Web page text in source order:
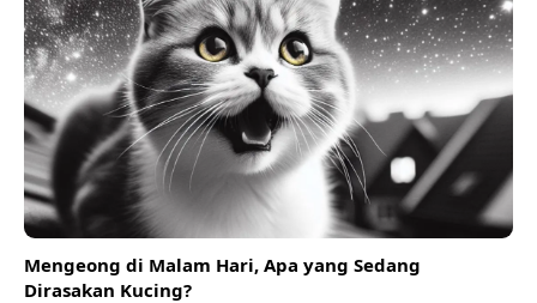
Mengeong di Malam Hari, Apa yang Sedang
Dirasakan Kucing?